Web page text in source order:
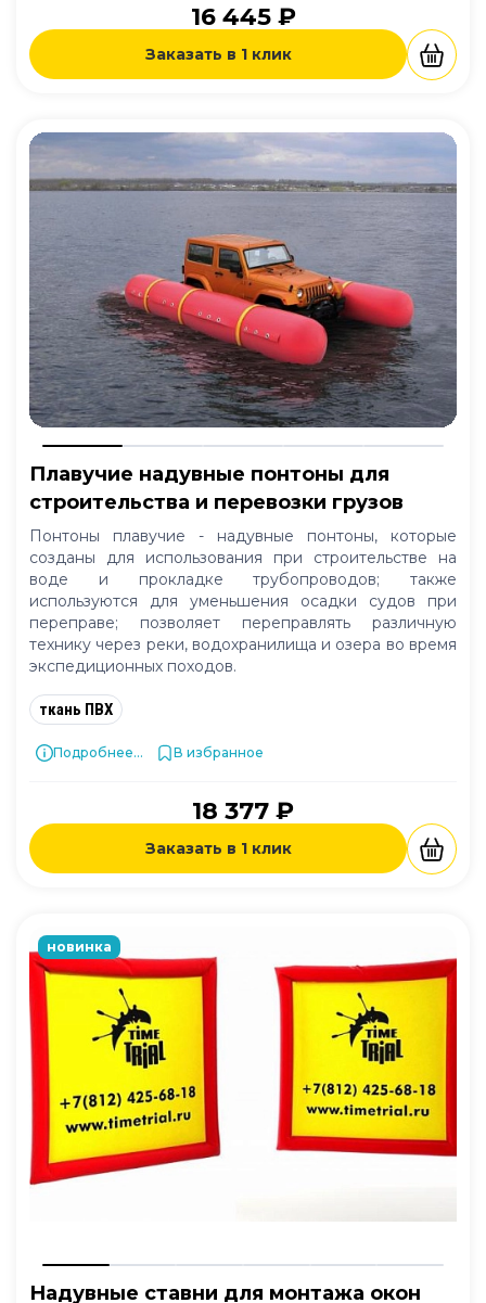
16 445 ₽
Заказать в 1 клик
Плавучие надувные понтоны для
строительства и перевозки грузов
Понтоны плавучие - надувные понтоны, которые
созданы для использования при строительстве на
воде и прокладке трубопроводов; также
используются для уменьшения осадки судов при
переправе; позволяет переправлять различную
технику через реки, водохранилища и озера во время
экспедиционных походов.
ткань ПВХ
Подробнее... В избранное
18 377 ₽
Заказать в 1 клик
новинка
Надувные ставни для монтажа окон